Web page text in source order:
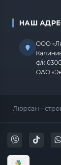
НАШ
ООО
ф/к
ОАО
Люрсан -